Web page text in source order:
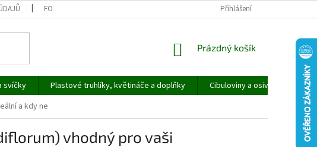
FORMULÁŘ PRO UPLATNĚNÍ REKLAMACE REKLAMAČNÍ ŘÁD
Přihlášení
NÁKUPNÍ
Prázdný košík
svíčky Plastové truhlíky, květináče a doplňky Cibuloviny a osivo
a kdy ne
vhodný pro vaši